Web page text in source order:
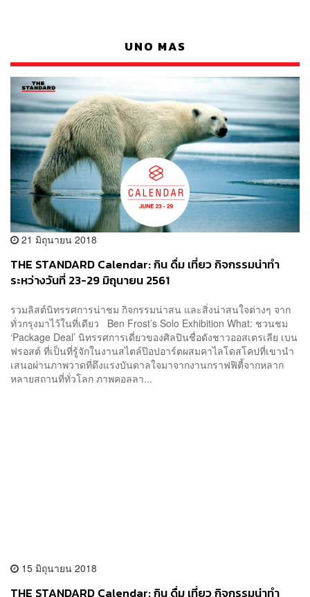
UNO MAS
21 มิถุนายน 2018
THE STANDARD Calendar: กิน ดื่ม เที่ยว กิจกรรมน่าทำ
ระหว่างวันที่ 23-29 มิถุนายน 2561
รวมลิสต์นิทรรศการน่าชม กิจกรรมน่าสน และสิ่งน่าสนใจต่างๆ จาก
ทั่วกรุงมาไว้ในที่เดียว Ben Frost’s Solo Exhibition What: ชวนชม
‘Package Deal’ นิทรรศการเดี่ยวของศิลปินชื่อดังชาวออสเตรเลีย เบน
ฟรอสต์ ที่เป็นที่รู้จักในงานสไตล์ป๊อปอาร์ตผสมคาไลโดสโคปที่เขานำ
เสนอผ่านภาพวาดที่ดึงแรงบันดาลใจมาจากงานกราฟฟิตี้จากหลาก
หลายสถานที่ทั่วโลก ภาพคอลลา...
15 มิถุนายน 2018
THE STANDARD Calendar: กิน ดื่ม เที่ยว กิจกรรมน่าทำ